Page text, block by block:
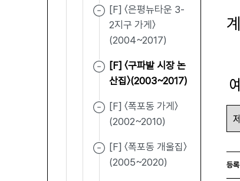
[F] 〈은평뉴타운 3-
2지구 가게〉
(2004~2017)
[F] 〈구파발 시장 논
산집〉(2003~2017)
[F] 〈폭포동 가게〉
(2002~2010)
[F] 〈폭포동 개울집〉
(2005~2020)
등